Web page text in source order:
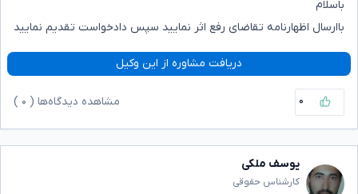
باسلام
باارسال اظهارنامه تقاضای رفع اثر نمایید سپس دادخواست تقدیم نمایید
دریافت مشاوره از این وکیل
۰ مشاهده دیدگاه‌ها ( ۰
یوسف ملکی
کارشناس حقوقی